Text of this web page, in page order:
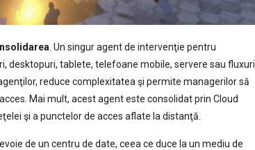
. Un singur agent de intervenţie pentru
desktopuri, tablete, telefoane mobile, servere sau fluxuri
reduce complexitatea şi permite managerilor să
Mai mult, acest agent este consolidat prin Cloud
şi a punctelor de acces aflate la distanţă.
de un centru de date, ceea ce duce la un mediu de